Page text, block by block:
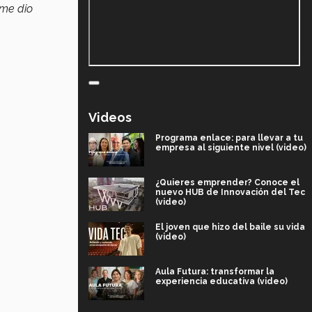
dio
Videos
Programa enlace: para llevar a tu
empresa al siguiente nivel (video)
¿Quieres emprender? Conoce el
nuevo HUB de Innovación del Tec
(video)
El joven que hizo del baile su vida
(video)
Aula Futura: transformar la
experiencia educativa (video)